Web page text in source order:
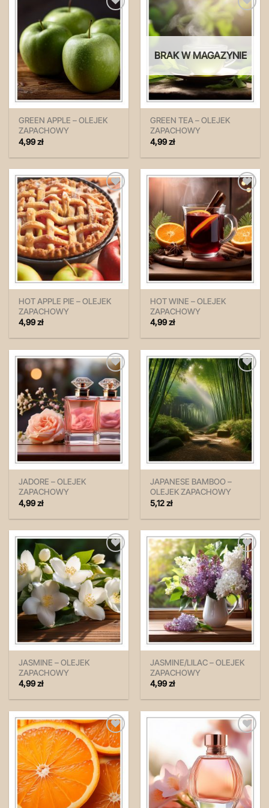
Zapisz
na
później!
GREEN APPLE – OLEJEK
ZAPACHOWY
4,99zł
Zapisz
później!
BRAK W MAGAZYNIE
GREEN TEA – OLEJEK
ZAPACHOWY
4,99zł
Zapisz
na
później!
HOT APPLE PIE – OLEJEK
ZAPACHOWY
4,99zł
Zapisz
na
później!
HOT WINE – OLEJEK
ZAPACHOWY
4,99zł
Zapisz
na
później!
JADORE – OLEJEK
ZAPACHOWY
4,99zł
Zapisz
na
później!
JAPANESE BAMBOO –
OLEJEK ZAPACHOWY
5,12zł
Zapisz
na
później!
JASMINE – OLEJEK
ZAPACHOWY
4,99zł
Zapisz
na
później!
JASMINE/LILAC – OLEJEK
ZAPACHOWY
4,99zł
Zapisz
na
później!
Zapisz
na
później!